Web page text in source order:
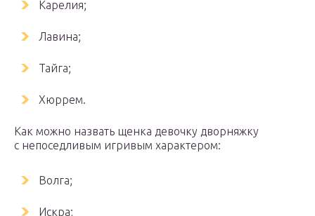
Карелия;
Лавина;
Тайга;
Хюррем.
Как можно назвать щенка девочку дворняжку
с непоседливым игривым характером:
Волга;
Искра;